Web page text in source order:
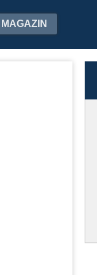
MAGAZIN